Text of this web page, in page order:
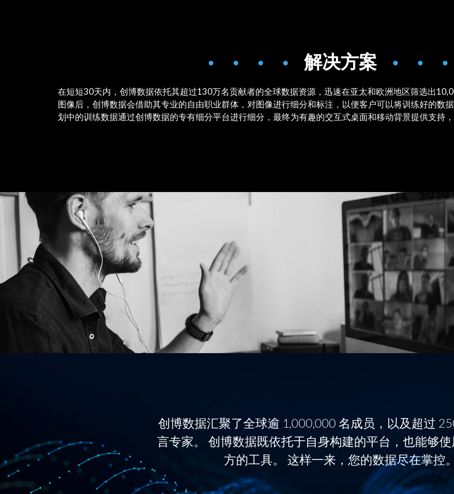
• • • • 解决方案 • •
在短短30天内，创博数据依托其超过130万名贡献者的全球数据资源，迅速在亚太和欧洲地区筛选出
图像后，创博数据会借助其专业的自由职业群体，对图像进行细分和标注，以便客户可以将训练好的数
划中的训练数据通过创博数据的专有细分平台进行细分，最终为有趣的交互式桌面和移动背景提供支持
创博数据汇聚了全球逾 1,000,000 名成员，以及超过
言专家。 创博数据既依托于自身构建的平台，也能够
方的工具。 这样一来，您的数据尽在掌控